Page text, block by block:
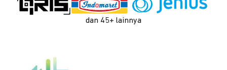
dan 45+ lainnya